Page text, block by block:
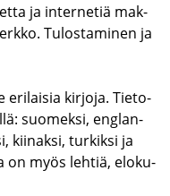
ja in­ter­ne­tiä mak­
Tu­los­ta­mi­nen ja
eri­lai­sia kir­jo­ja. Tie­to­
suo­mek­si, englan­
kii­nak­si, tur­kik­si ja
on myös leh­tiä, elo­ku­